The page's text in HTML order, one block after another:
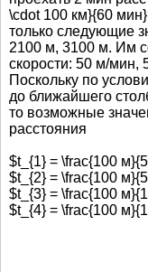
\cdot 100 км}{60
только следующие
2100 м, 3100 м. Им
скорости: 50 м/
Поскольку по
до ближайшего
то возможные
расстояния
$t_{1} = \frac{100
$t_{2} = \frac{100
$t_{3} = \frac{100
$t_{4} = \frac{100